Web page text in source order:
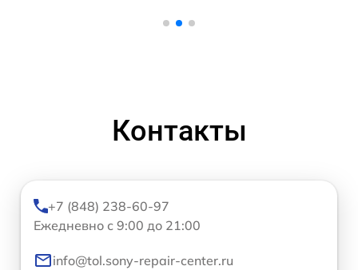
Контакты
+7 (848) 238-60-97
Ежедневно с 9:00 до 21:00
info@tol.sony-repair-center.ru